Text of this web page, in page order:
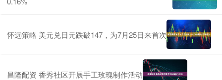
怀远策略 美元兑日元跌破147，为7月25日来首次
昌隆配资 香秀社区开展手工玫瑰制作活动